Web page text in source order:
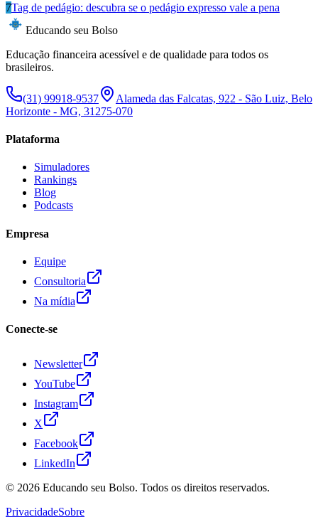
7Tag de pedágio: descubra se o pedágio expresso vale a pena
Educando seu Bolso
Educação financeira acessível e de qualidade para todos os
brasileiros.
(31) 99918-9537
Alameda das Falcatas, 922 - São Luiz, Belo
Horizonte - MG, 31275-070
Plataforma
Simuladores
Rankings
Blog
Podcasts
Empresa
Equipe
Consultoria
Na mídia
Conecte-se
Newsletter
YouTube
Instagram
X
Facebook
LinkedIn
© 2026 Educando seu Bolso. Todos os direitos reservados.
PrivacidadeSobre